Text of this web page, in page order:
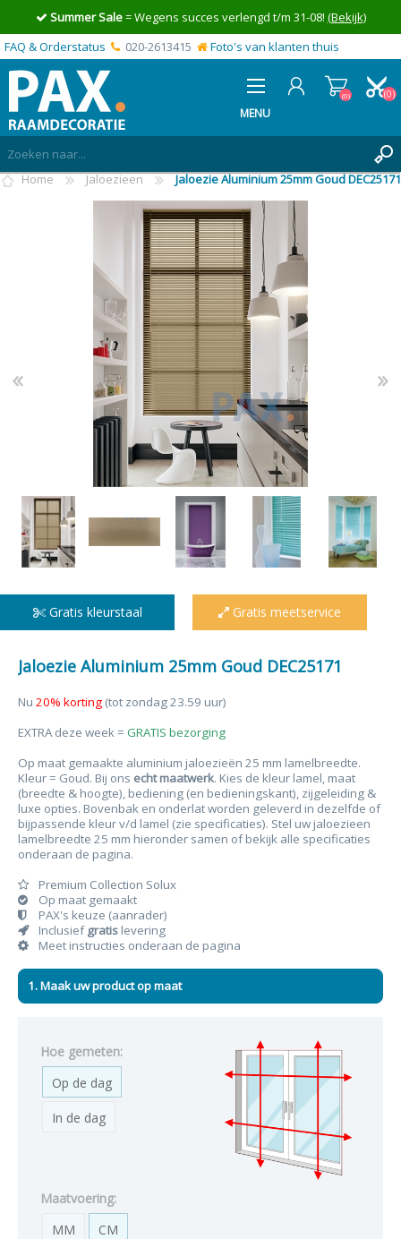
Summer Sale= Wegens succes verlengd t/m 31-08! (Bekijk)
FAQ & Orderstatus
020-2613415 Foto's van klanten thuis
MENU
(0)
(0)
Home Jaloezieen Jaloezie Aluminium 25mm Goud DEC25171
Gratis kleurstaal Gratis meetservice
Jaloezie Aluminium 25mm Goud DEC25171
Nu 20% korting (tot zondag 23.59 uur)
EXTRA deze week = GRATIS bezorging
Op maat gemaakte aluminium jaloezieën 25 mm lamelbreedte.
Kleur = Goud. Bij ons echt maatwerk. Kies de kleur lamel, maat
(breedte & hoogte), bediening (en bedieningskant), zijgeleiding &
luxe opties. Bovenbak en onderlat worden geleverd in dezelfde of
bijpassende kleur v/d lamel (zie specificaties). Stel uw jaloezieen
lamelbreedte 25 mm hieronder samen of bekijk alle specificaties
onderaan de pagina.
Premium Collection Solux
Op maat gemaakt
PAX's keuze (aanrader)
Inclusiefgratis levering
Meet instructies onderaan de pagina
1. Maak uw product op maat
Hoe gemeten:
Op de dag
In de dag
Maatvoering:
MM
CM